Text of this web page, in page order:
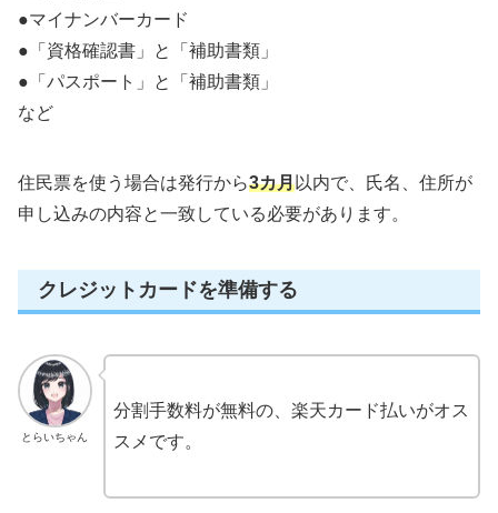
●マイナンバーカード
●「資格確認書」と「補助書類」
●「パスポート」と「補助書類」
など
住民票を使う場合は発行から3カ月以内で、氏名、住所が
申し込みの内容と一致している必要があります。
クレジットカードを準備する
とらいちゃん
分割手数料が無料の、楽天カード払いがオス
スメです。